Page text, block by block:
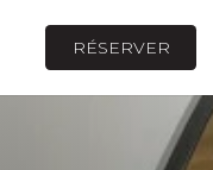
RÉSERVER